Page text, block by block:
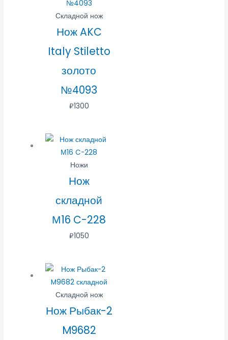
Складной нож
Нож AKC
Italy Stiletto
золото
№4093
₽1300
Ножи
Нож
складной
М16 C-228
₽1050
Складной нож
Нож Рыбак-2
M9682